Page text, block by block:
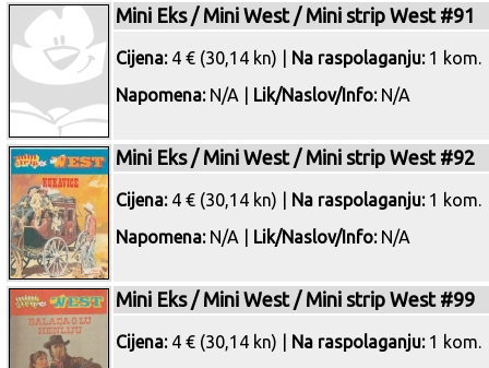
Mini Eks / Mini West / Mini strip West #91
Cijena:4 € (30,14 kn) | Na raspolaganju:1 kom.
Napomena:N/A | Lik/Naslov/Info:N/A
Mini Eks / Mini West / Mini strip West #92
Cijena:4 € (30,14 kn) | Na raspolaganju:1 kom.
Napomena:N/A | Lik/Naslov/Info:N/A
Mini Eks / Mini West / Mini strip West #99
Cijena:4 € (30,14 kn) | Na raspolaganju:1 kom.